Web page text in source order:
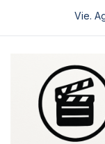
Vie.